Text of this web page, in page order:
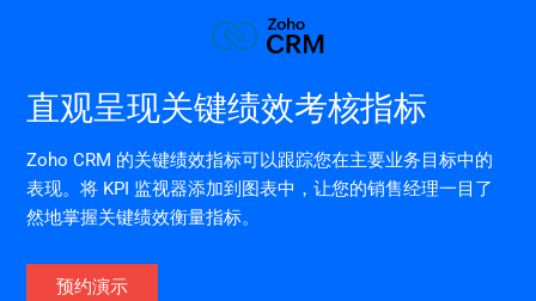
直观呈现关键绩效考核指标
Zoho CRM 的关键绩效指标可以跟踪您在主要业务目标中的
表现。将 KPI 监视器添加到图表中，让您的销售经理一目了
然地掌握关键绩效衡量指标。
预约演示